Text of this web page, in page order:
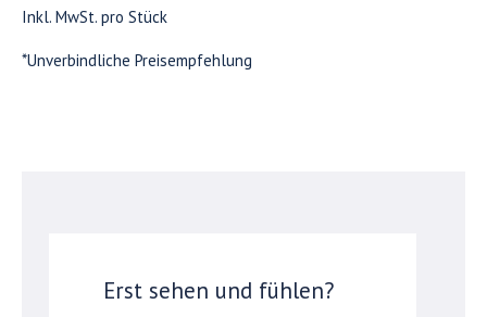
Inkl. MwSt. pro Stück
*Unverbindliche Preisempfehlung
Erst sehen und fühlen?